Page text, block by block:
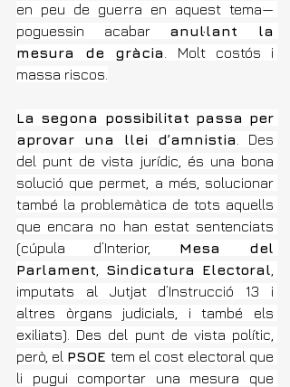
en peu de guerra en aquest tema—
poguessin acabar anul·lant la
mesura de gràcia
. Molt costós i
massa riscos.
La segona possibilitat passa per
aprovar una llei d’amnistia
. Des
del punt de vista jurídic, és una bona
solució que permet, a més, solucionar
també la problemàtica de tots aquells
que encara no han estat sentenciats
(cúpula d’Interior, Mesa del
Parlament
Sindicatura Electoral
imputats al Jutjat d’Instrucció 13 i
altres òrgans judicials, i també els
exiliats). Des del punt de vista polític,
però, el PSOE tem el cost electoral que
li pugui comportar una mesura que